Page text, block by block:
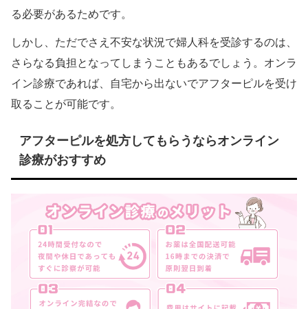
る必要があるためです。
しかし、ただでさえ不安な状況で婦人科を受診するのは、
さらなる負担となってしまうこともあるでしょう。オンラ
イン診療であれば、自宅から出ないでアフターピルを受け
取ることが可能です。
アフターピルを処方してもらうならオンライン
診療がおすすめ